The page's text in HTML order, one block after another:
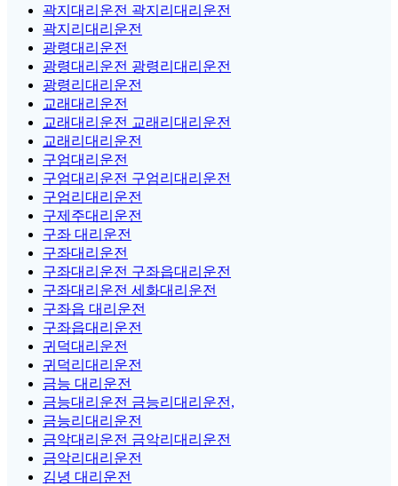
곽지대리운전 곽지리대리운전
곽지리대리운전
광령대리운전
광령대리운전 광령리대리운전
광령리대리운전
교래대리운전
교래대리운전 교래리대리운전
교래리대리운전
구엄대리운전
구엄대리운전 구엄리대리운전
구엄리대리운전
구제주대리운전
구좌 대리운전
구좌대리운전
구좌대리운전 구좌읍대리운전
구좌대리운전 세화대리운전
구좌읍 대리운전
구좌읍대리운전
귀덕대리운전
귀덕리대리운전
금능 대리운전
금능대리운전 금능리대리운전,
금능리대리운전
금악대리운전 금악리대리운전
금악리대리운전
김녕 대리운전